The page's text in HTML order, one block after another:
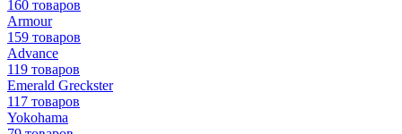
160 товаров
Armour
159 товаров
Advance
119 товаров
Emerald Greckster
117 товаров
Yokohama